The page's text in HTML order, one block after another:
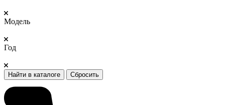
Модель
Год
Найти в каталоге Сбросить